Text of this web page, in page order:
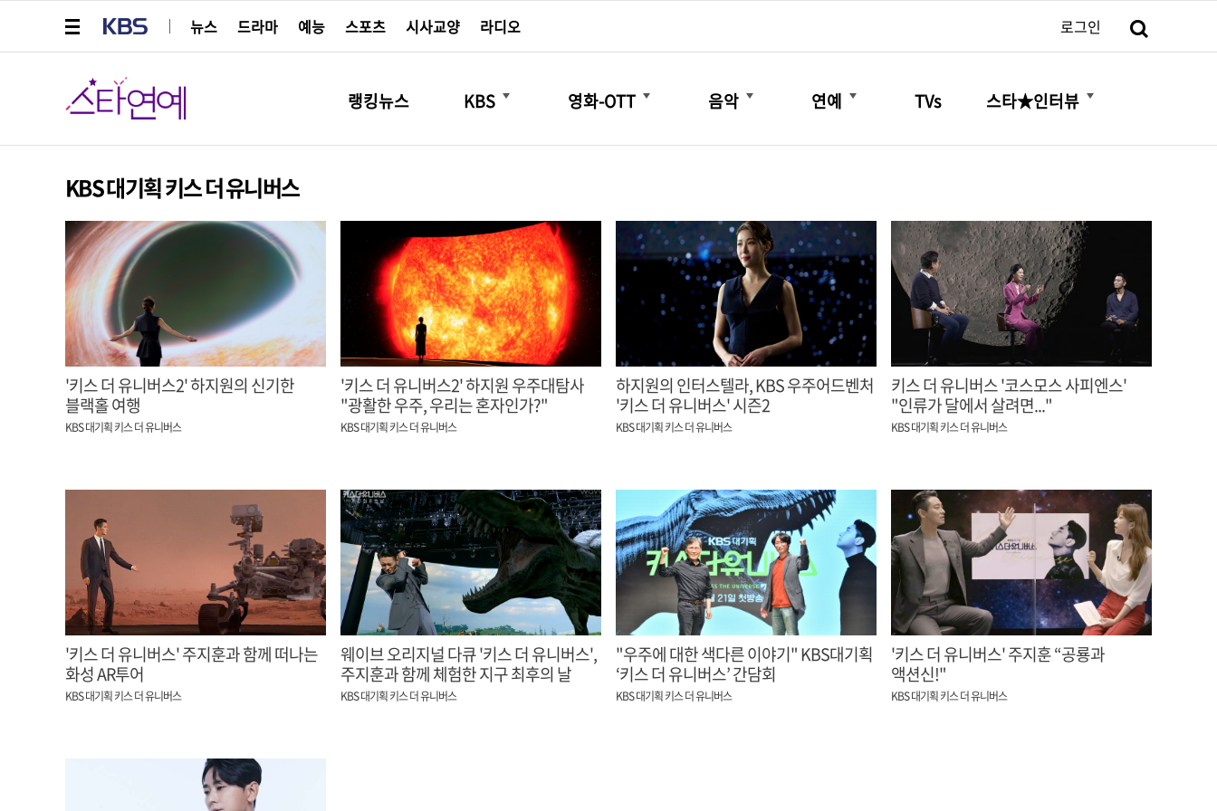
뉴스
드라마 예능 스포츠 시사교양 라디오 로그인
스타연예
랭킹뉴스 KBS
더보기
영화-OTT
더보기
음악
더보기
연예
더보기
TVs 스타★인터뷰
더보기
KBS 대기획 키스 더 유니버스
'키스 더 유니버스2' 하지원의 신기한
블랙홀 여행
KBS 대기획 키스 더 유니버스
'키스 더 유니버스2' 하지원 우주대탐사
"광활한 우주, 우리는 혼자인가?"
KBS 대기획 키스 더 유니버스
하지원의 인터스텔라, KBS 우주어드벤처
'키스 더 유니버스' 시즌2
KBS 대기획 키스 더 유니버스
키스 더 유니버스 '코스모스 사피엔스'
"인류가 달에서 살려면..."
KBS 대기획 키스 더 유니버스
'키스 더 유니버스' 주지훈과 함께 떠나는
화성 AR투어
KBS 대기획 키스 더 유니버스
웨이브 오리지널 다큐 '키스 더 유니버스',
주지훈과 함께 체험한 지구 최후의 날
KBS 대기획 키스 더 유니버스
"우주에 대한 색다른 이야기" KBS대기획
‘키스 더 유니버스’ 간담회
KBS 대기획 키스 더 유니버스
'키스 더 유니버스' 주지훈 “공룡과
액션신!"
KBS 대기획 키스 더 유니버스